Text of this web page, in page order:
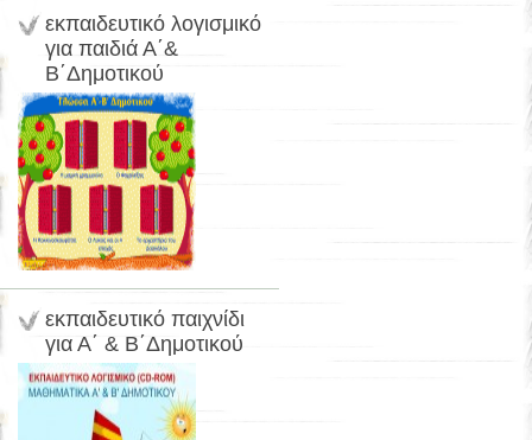
εκπαιδευτικό λογισμικό
για παιδιά Α΄&
Β΄Δημοτικού
εκπαιδευτικό παιχνίδι
για Α΄ & Β΄Δημοτικού